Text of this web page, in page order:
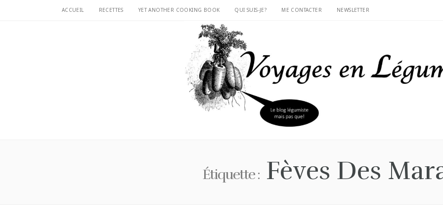
ACCUEIL RECETTES YET ANOTHER COOKING BOOK QUI SUIS-JE? ME CONTACTER NEWSLETTER
Étiquette : Fèves Des